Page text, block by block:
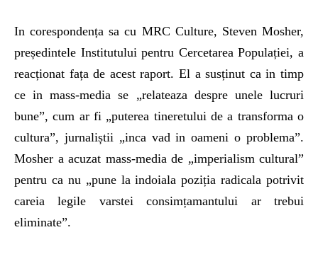
In corespondența sa cu MRC Culture, Steven Mosher,
președintele Institutului pentru Cercetarea Populației, a
reacționat fața de acest raport. El a susținut ca in timp
ce in mass-media se „relateaza despre unele lucruri
bune”, cum ar fi „puterea tineretului de a transforma o
cultura”, jurnaliștii „inca vad in oameni o problema”.
Mosher a acuzat mass-media de „imperialism cultural”
pentru ca nu „pune la indoiala poziția radicala potrivit
careia legile varstei consimțamantului ar trebui
eliminate”.